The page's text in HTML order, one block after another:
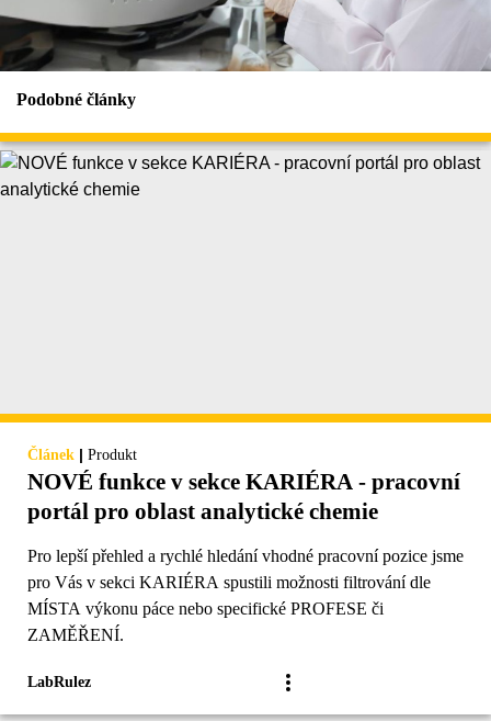
Podobné články
Článek | Produkt
NOVÉ funkce v sekce KARIÉRA - pracovní
portál pro oblast analytické chemie
Pro lepší přehled a rychlé hledání vhodné pracovní pozice jsme
pro Vás v sekci KARIÉRA spustili možnosti filtrování dle
MÍSTA výkonu páce nebo specifické PROFESE či
ZAMĚŘENÍ.
LabRulez